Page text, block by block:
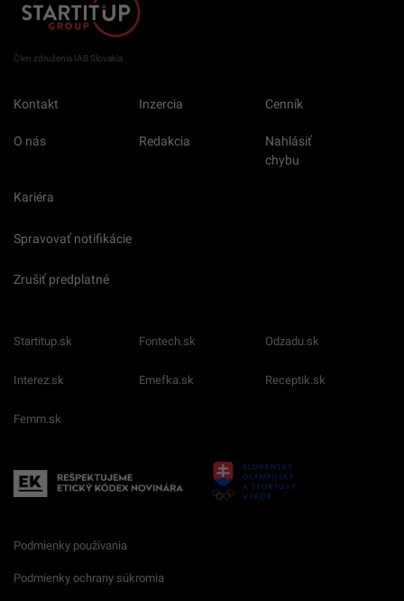
Člen združenia IAB Slovakia
Kontakt Inzercia Cenník
O nás Redakcia
Nahlásiť
chybu
Kariéra
Spravovať notifikácie
Zrušiť predplatné
Startitup.sk Fontech.sk Odzadu.sk
Interez.sk Emefka.sk Receptik.sk
Femm.sk
Podmienky používania
Podmienky ochrany súkromia